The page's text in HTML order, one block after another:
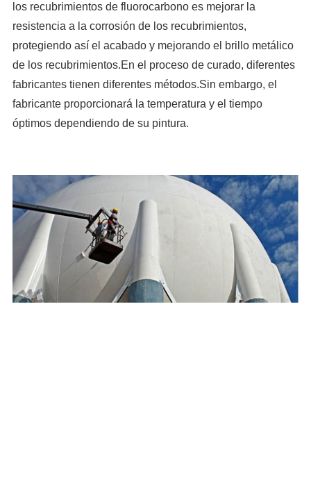
los recubrimientos de fluorocarbono es mejorar la
resistencia a la corrosión de los recubrimientos,
protegiendo así el acabado y mejorando el brillo metálico
de los recubrimientos.En el proceso de curado, diferentes
fabricantes tienen diferentes métodos.Sin embargo, el
fabricante proporcionará la temperatura y el tiempo
óptimos dependiendo de su pintura.